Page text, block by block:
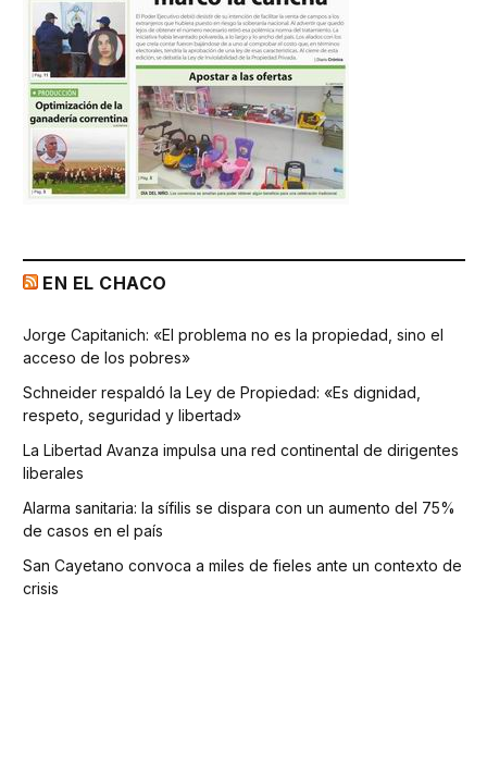
EN EL CHACO
Jorge Capitanich: «El problema no es la propiedad, sino el
acceso de los pobres»
Schneider respaldó la Ley de Propiedad: «Es dignidad,
respeto, seguridad y libertad»
La Libertad Avanza impulsa una red continental de dirigentes
liberales
Alarma sanitaria: la sífilis se dispara con un aumento del 75%
de casos en el país
San Cayetano convoca a miles de fieles ante un contexto de
crisis